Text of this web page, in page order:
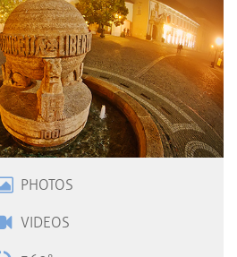
PHOTOS
VIDEOS